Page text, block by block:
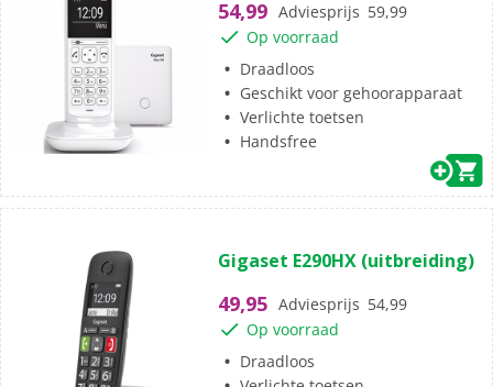
5
sterren.
54,99 Adviesprijs 59,99
Op voorraad
Draadloos
Geschikt voor gehoorapparaat
Verlichte toetsen
Handsfree
van
5
sterren.
Gigaset E290HX (uitbreiding)
49,95 Adviesprijs 54,99
Op voorraad
Draadloos